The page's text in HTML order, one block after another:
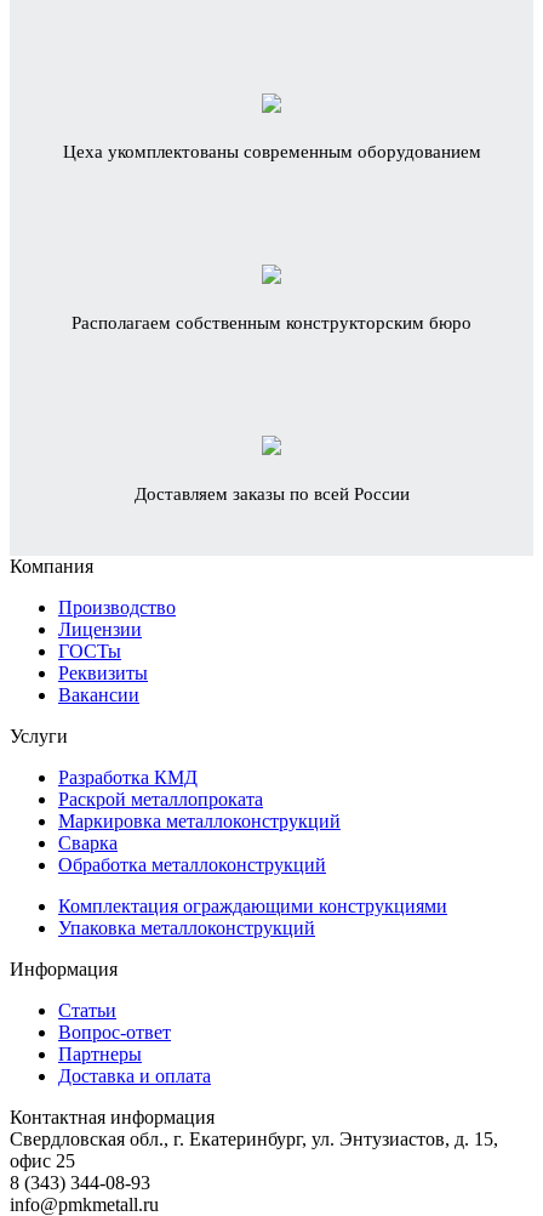
Цеха укомплектованы современным оборудованием
Располагаем собственным конструкторским бюро
Доставляем заказы по всей России
Компания
Производство
Лицензии
ГОСТы
Реквизиты
Вакансии
Услуги
Разработка КМД
Раскрой металлопроката
Маркировка металлоконструкций
Сварка
Обработка металлоконструкций
Комплектация ограждающими конструкциями
Упаковка металлоконструкций
Информация
Статьи
Вопрос-ответ
Партнеры
Доставка и оплата
Контактная информация
Свердловская обл., г. Екатеринбург, ул. Энтузиастов, д. 15,
офис 25
8 (343) 344-08-93
info@pmkmetall.ru